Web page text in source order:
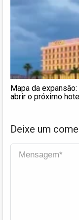
Mapa da
abrir o próximo
Deixe um